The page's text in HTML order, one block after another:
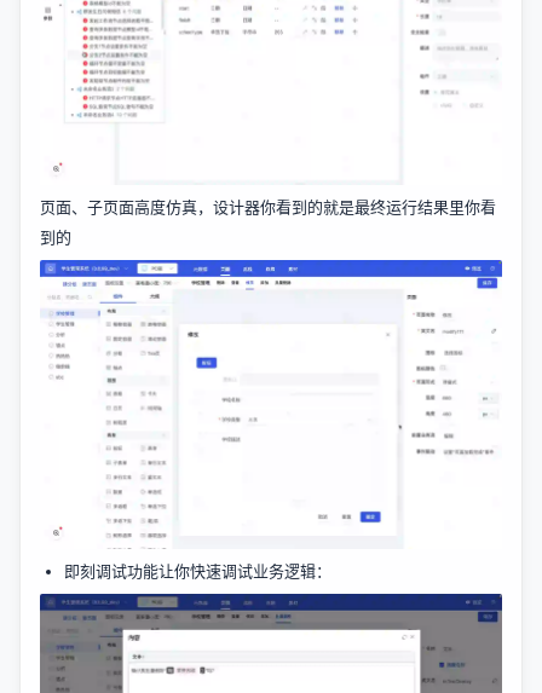
页面、子页面高度仿真，设计器你看到的就是最终运行结果里你看
到的
即刻调试功能让你快速调试业务逻辑：